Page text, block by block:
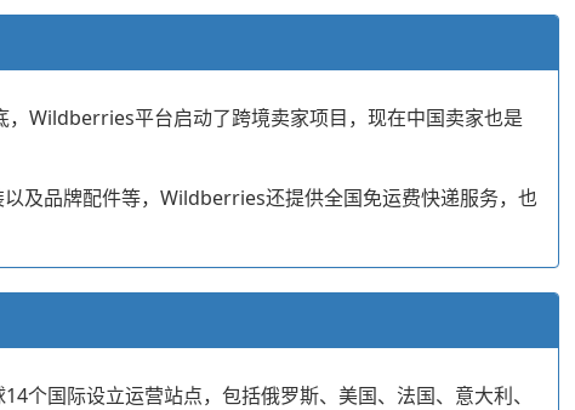
Wildberries平台启动了跨境卖家项目，现在中国卖家也是
及品牌配件等，Wildberries还提供全国免运费快递服务，也
国际设立运营站点，包括俄罗斯、美国、法国、意大利、